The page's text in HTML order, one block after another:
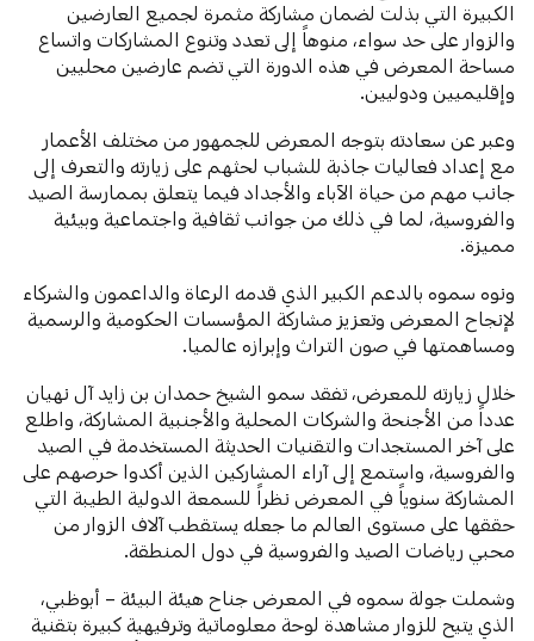
الكبيرة التي بذلت لضمان مشاركة مثمرة لجميع العارضين
والزوار على حد سواء، منوهاً إلى تعدد وتنوع المشاركات واتساع
مساحة المعرض في هذه الدورة التي تضم عارضين محليين
وإقليميين ودوليين.
وعبر عن سعادته بتوجه المعرض للجمهور من مختلف الأعمار
مع إعداد فعاليات جاذبة للشباب لحثهم على زيارته والتعرف إلى
جانب مهم من حياة الآباء والأجداد فيما يتعلق بممارسة الصيد
والفروسية، لما في ذلك من جوانب ثقافية واجتماعية وبيئية
مميزة.
ونوه سموه بالدعم الكبير الذي قدمه الرعاة والداعمون والشركاء
لإنجاح المعرض وتعزيز مشاركة المؤسسات الحكومية والرسمية
ومساهمتها في صون التراث وإبرازه عالميا.
خلال زيارته للمعرض، تفقد سمو الشيخ حمدان بن زايد آل نهيان
عدداً من الأجنحة والشركات المحلية والأجنبية المشاركة، واطلع
على آخر المستجدات والتقنيات الحديثة المستخدمة في الصيد
والفروسية، واستمع إلى آراء المشاركين الذين أكدوا حرصهم على
المشاركة سنوياً في المعرض نظراً للسمعة الدولية الطيبة التي
حققها على مستوى العالم ما جعله يستقطب آلاف الزوار من
محبي رياضات الصيد والفروسية في دول المنطقة.
وشملت جولة سموه في المعرض جناح هيئة البيئة – أبوظبي،
الذي يتيح للزوار مشاهدة لوحة معلوماتية وترفيهية كبيرة بتقنية